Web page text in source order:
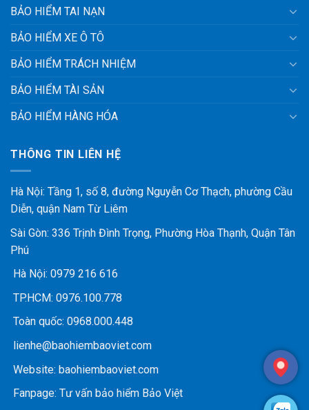
BẢO HIỂM TAI NẠN
BẢO HIỂM XE Ô TÔ
BẢO HIỂM TRÁCH NHIỆM
BẢO HIỂM TÀI SẢN
BẢO HIỂM HÀNG HÓA
THÔNG TIN LIÊN HỆ
Hà Nội: Tầng 1, số 8, đường Nguyễn Cơ Thạch, phường Cầu
Diễn, quận Nam Từ Liêm
Sài Gòn: 336 Trịnh Đình Trọng, Phường Hòa Thạnh, Quận Tân
Phú
Hà Nội: 0979 216 616
TP.HCM: 0976.100.778
Toàn quốc: 0968.000.448
lienhe@baohiembaoviet.com
Website: baohiembaoviet.com
Fanpage: Tư vấn bảo hiểm Bảo Việt